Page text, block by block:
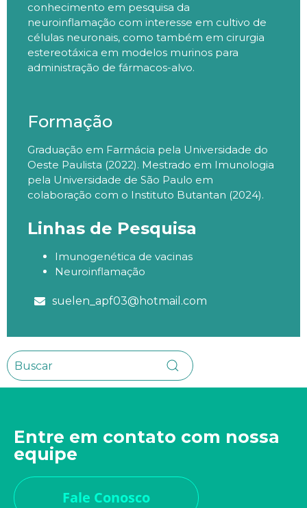
conhecimento em pesquisa da
neuroinflamação com interesse em cultivo de
células neuronais, como também em cirurgia
estereotáxica em modelos murinos para
administração de fármacos-alvo.
Formação
Graduação em Farmácia pela Universidade do
Oeste Paulista (2022). Mestrado em Imunologia
pela Universidade de São Paulo em
colaboração com o Instituto Butantan (2024).
Linhas de Pesquisa
Imunogenética de vacinas
Neuroinflamação
suelen_apf03@hotmail.com
Entre em contato com nossa
equipe
Fale Conosco